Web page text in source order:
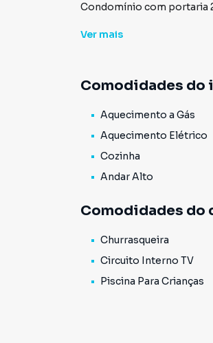
Condomínio com portaria
garagem coberta.
Unidade Tamandaré, Parque da Aclimação, Comércios em geral, Transporte Público.
Ver mais
Comodidades do
Aquecimento a Gás
Aquecimento Elétrico
Cozinha
Andar Alto
Comodidades do
Churrasqueira
Circuito Interno TV
Piscina Para Crianças